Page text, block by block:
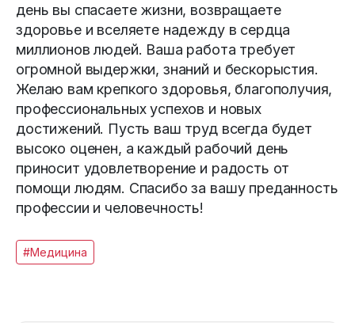
день вы спасаете жизни, возвращае­те
здоровье и вселяете надежду в сердца
миллионов людей. Ваша работа требует
огромной выдержки, знаний и бескорыстия.
Желаю вам крепкого здоровья, благополучия,
профессиональных успехов и новых
достижений. Пусть ваш труд всегда будет
высоко оценен, а каждый рабочий день
приносит удовлетворение и радость от
помощи людям. Спасибо за вашу преданность
профессии и человечность!
#Медицина